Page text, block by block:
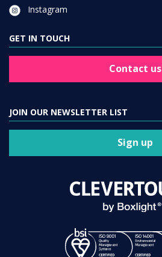
Instagram
GET IN TOUCH
Contact us
JOIN OUR NEWSLETTER LIST
Sign up